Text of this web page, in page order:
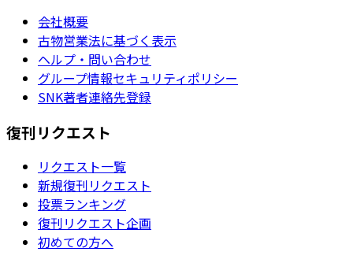
会社概要
古物営業法に基づく表示
ヘルプ・問い合わせ
グループ情報セキュリティポリシー
SNK著者連絡先登録
復刊リクエスト
リクエスト一覧
新規復刊リクエスト
投票ランキング
復刊リクエスト企画
初めての方へ